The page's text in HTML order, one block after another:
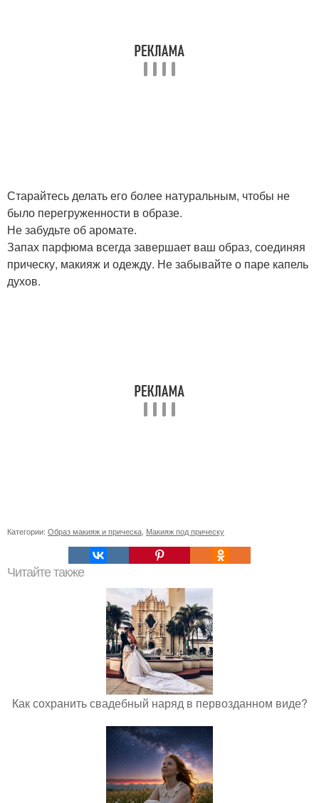
Старайтесь делать его более натуральным, чтобы не
было перегруженности в образе.
Не забудьте об аромате.
Запах парфюма всегда завершает ваш образ, соединяя
прическу, макияж и одежду. Не забывайте о паре капель
духов.
Категории: Образ макияж и прическа Макияж под прическу
Читайте также
Как сохранить свадебный наряд в первозданном виде?